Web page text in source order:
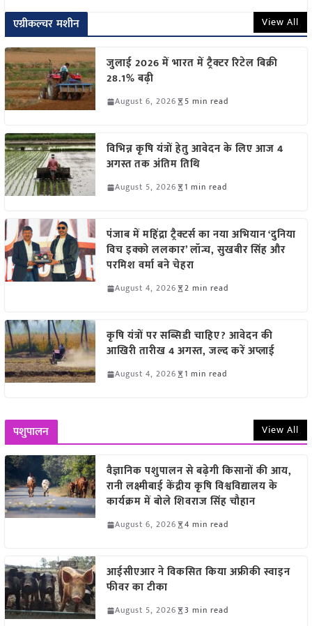
एग्रीकल्चर मशीन View All
जुलाई 2026 में भारत में ट्रैक्टर रिटेल बिक्री
28.1% बढ़ी
August 6, 2026 5 min read
विभिन्न कृषि यंत्रों हेतु आवेदन के लिए आज 4
अगस्त तक अंतिम तिथि
August 5, 2026 1 min read
पंजाब में महिंद्रा ट्रैक्टर्स का नया अभियान ‘दुनिया
विच इक्को ललकार’ लॉन्च, सुखबीर सिंह और
परमिश वर्मा बने चेहरा
August 4, 2026 2 min read
कृषि यंत्रों पर सब्सिडी चाहिए? आवेदन की
आखिरी तारीख 4 अगस्त, जल्द करें अप्लाई
August 4, 2026 1 min read
पशुपालन View All
वैज्ञानिक पशुपालन से बढ़ेगी किसानों की आय,
रानी लक्ष्मीबाई केंद्रीय कृषि विश्वविद्यालय के
कार्यक्रम में बोले शिवराज सिंह चौहान
August 6, 2026 4 min read
आईसीएआर ने विकसित किया अफ्रीकी स्वाइन
फीवर का टीका
August 5, 2026 3 min read